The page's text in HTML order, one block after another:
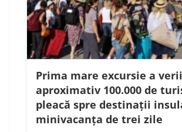
Prima mare excursie a
aproximativ 100.000 de
pleacă spre destinații
minivacanța de trei zile